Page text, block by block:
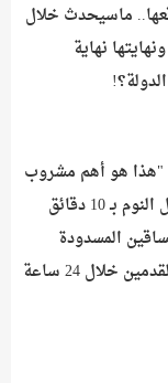
ماسيحدث خلال
نهاية
"هذا هو أهم مشروب
إذا تناوله كبار السن قبل النوم بـ 10 دقائق
المسدودة
ويفجر تدفق الدم في القدمين خلال 24 ساعة